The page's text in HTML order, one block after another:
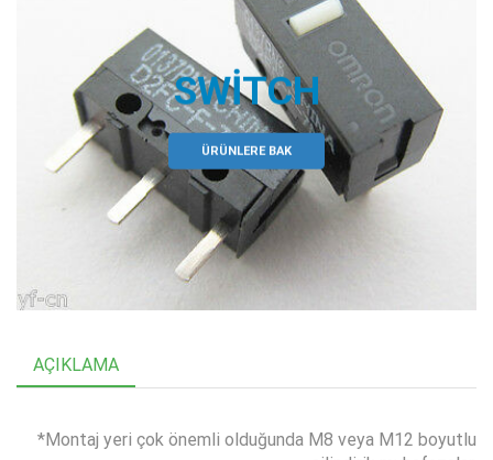
SWITCH
ÜRÜNLERE BAK
AÇIKLAMA
*Montaj yeri çok önemli olduğunda M8 veya M12 boyutlu